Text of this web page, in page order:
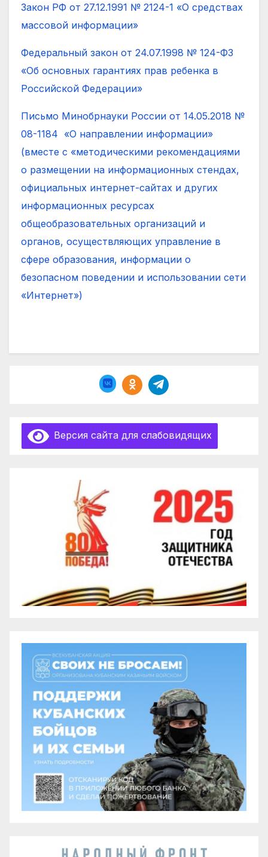
Закон РФ от 27.12.1991 № 2124-1 «О средствах
массовой информации»
Федеральный закон от 24.07.1998 № 124-ФЗ
«Об основных гарантиях прав ребенка в
Российской Федерации»
Письмо Минобрнауки России от 14.05.2018 №
08-1184 «О направлении информации»
(вместе с «методическими рекомендациями
о размещении на информационных стендах,
официальных интернет-сайтах и других
информационных ресурсах
общеобразовательных организаций и
органов, осуществляющих управление в
сфере образования, информации о
безопасном поведении и использовании сети
«Интернет»)
Версия сайта для слабовидящих